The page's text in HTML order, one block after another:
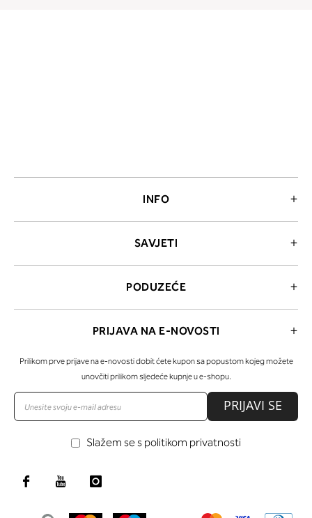
INFO
SAVJETI
PODUZEĆE
PRIJAVA NA E-NOVOSTI
Prilikom prve prijave na e-novosti dobit ćete kupon sa popustom kojeg možete
unovčiti prilikom sljedeće kupnje u e-shopu.
PRIJAVI SE
Slažem se s politikom privatnosti